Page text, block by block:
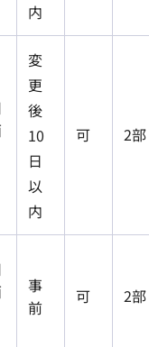
内
変
更
後
10
日
以
内
可 2部
事
前
可 2部